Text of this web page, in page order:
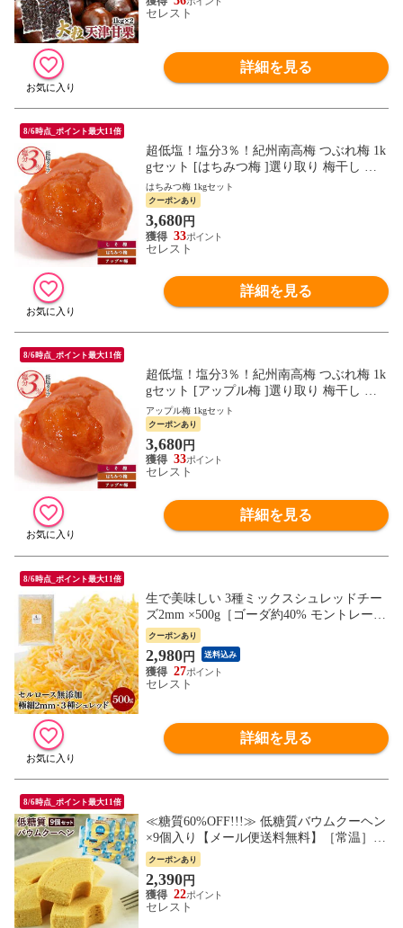
セレスト
詳細を見る
8/6時点_ポイント最大11倍
超低塩！塩分3％！紀州南高梅 つぶれ梅 1k
gセット [はちみつ梅 ]選り取り 梅干し 訳
あり 梅 減塩 4セットまで1配送でお届け
［常温］ 【7日以内に出荷】 【送料無料】
梅干し 梅干 訳あり 送料無料 塩分 3％ 昔な
がら しそ梅干し
はちみつ梅 1kgセット
クーポンあり
3,680円
33
セレスト
詳細を見る
8/6時点_ポイント最大11倍
超低塩！塩分3％！紀州南高梅 つぶれ梅 1k
gセット [アップル梅 ]選り取り 梅干し 訳
あり 梅 減塩 4セットまで1配送でお届け
［常温］ 【7日以内に出荷】 【送料無料】
梅干し 梅干 訳あり 送料無料 塩分 3％ 昔な
がら しそ梅干し
アップル梅 1kgセット
クーポンあり
3,680円
33
セレスト
詳細を見る
8/6時点_ポイント最大11倍
生で美味しい 3種ミックスシュレッドチー
ズ2mm ×500g［ゴーダ約40% モントレージ
ャック約40％ レッドチェダー約20％］［ふ
わちー］［セルロース無添加］［冷蔵/冷凍
可］【7営業日以内に出荷】
クーポンあり
2,980円 送料込み
27
セレスト
詳細を見る
8/6時点_ポイント最大11倍
≪糖質60%OFF!!!≫ 低糖質バウムクーヘン
×9個入り【メール便送料無料】［常温］
【7営業日以内に出荷】
クーポンあり
2,390円
22
セレスト